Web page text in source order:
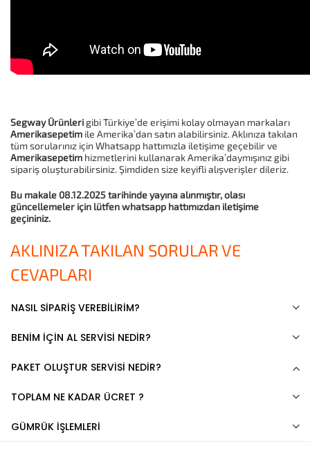
Segway Ürünleri gibi Türkiye’de erişimi kolay olmayan markaları
Amerikasepetim ile Amerika’dan satın alabilirsiniz. Aklınıza takılan
tüm sorularınız için Whatsapp hattımızla iletişime geçebilir ve
Amerikasepetim hizmetlerini kullanarak Amerika’daymışınız gibi
sipariş oluşturabilirsiniz. Şimdiden size keyifli alışverişler dileriz.
Bu makale 08.12.2025 tarihinde yayına alınmıştır, olası
güncellemeler için lütfen whatsapp hattımızdan iletişime
geçininiz.
AKLINIZA TAKILAN SORULAR VE
CEVAPLARI
NASIL SİPARİŞ VEREBİLİRİM?
BENİM İÇİN AL SERVİSİ NEDİR?
PAKET OLUŞTUR SERVİSİ NEDİR?
TOPLAM NE KADAR ÜCRET ?
GÜMRÜK İŞLEMLERİ